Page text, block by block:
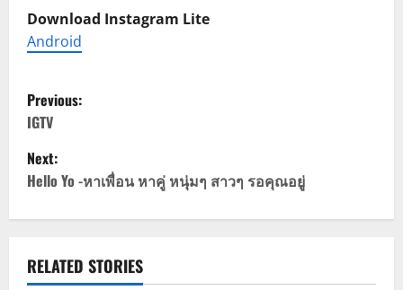
Download Instagram Lite
Android
P
o
s
a
Previous:
IGTV
Next:
Hello Yo -หาเพื่อน หาคู่ หนุ่มๆ สาวๆ รอคุณอยู่
RELATED STORIES